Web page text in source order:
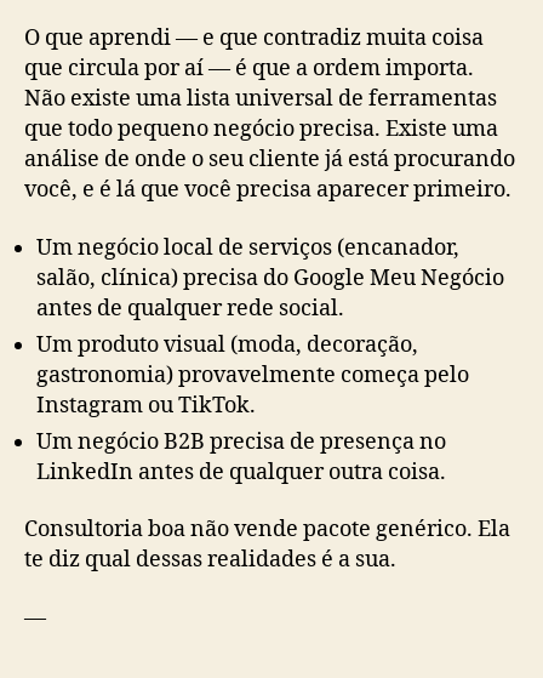
O que aprendi — e que contradiz muita coisa
que circula por aí — é que a ordem importa.
Não existe uma lista universal de ferramentas
que todo pequeno negócio precisa. Existe uma
análise de onde o seu cliente já está procurando
você, e é lá que você precisa aparecer primeiro.
Um negócio local de serviços (encanador,
salão, clínica) precisa do Google Meu Negócio
antes de qualquer rede social.
Um produto visual (moda, decoração,
gastronomia) provavelmente começa pelo
Instagram ou TikTok.
Um negócio B2B precisa de presença no
LinkedIn antes de qualquer outra coisa.
Consultoria boa não vende pacote genérico. Ela
te diz qual dessas realidades é a sua.
—